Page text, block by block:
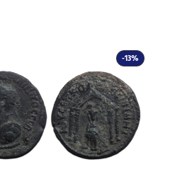
-13%